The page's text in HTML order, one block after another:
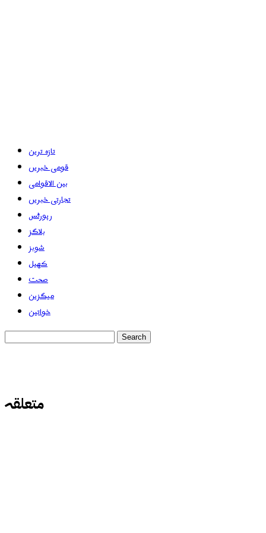
تازہ ترین
قومی خبریں
بین الاقوامی
تجارتی خبریں
رپورٹس
بلاگز
شوبز
کھیل
صحت
میگزین
خواتین
متعلقہ